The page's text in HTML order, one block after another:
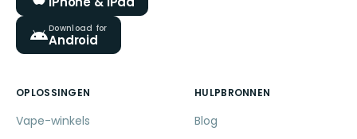
Download for
Android
OPLOSSINGEN
Vape-winkels
HULPBRONNEN
Blog